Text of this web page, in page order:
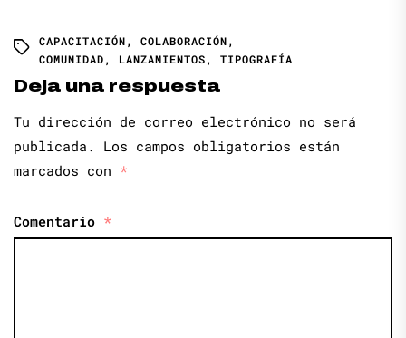
CAPACITACIÓN, COLABORACIÓN,
COMUNIDAD, LANZAMIENTOS, TIPOGRAFÍA
Deja una respuesta
Tu dirección de correo electrónico no será
publicada.
Los campos obligatorios están
marcados con *
Comentario *